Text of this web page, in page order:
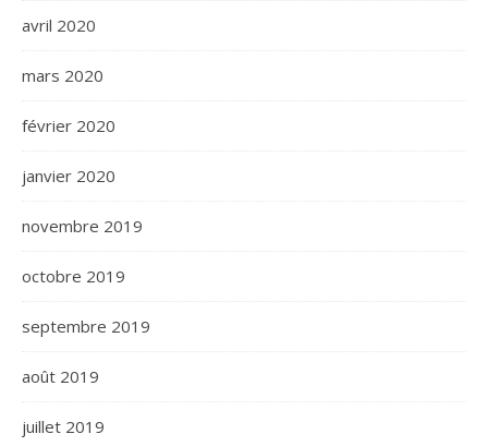
avril 2020
mars 2020
février 2020
janvier 2020
novembre 2019
octobre 2019
septembre 2019
août 2019
juillet 2019